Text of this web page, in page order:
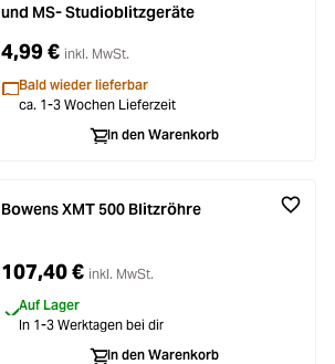
und MS- Studioblitzgeräte
4,99 € inkl. MwSt.
Bald wieder lieferbar
ca. 1-3 Wochen Lieferzeit
In den Warenkorb
Bowens XMT 500 Blitzröhre
107,40 € inkl. MwSt.
Auf Lager
In 1-3 Werktagen bei dir
In den Warenkorb